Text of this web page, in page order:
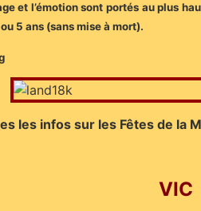
et l’émotion sont portés au
5 ans (sans mise à mort).
les infos sur les Fêtes de la
VIC